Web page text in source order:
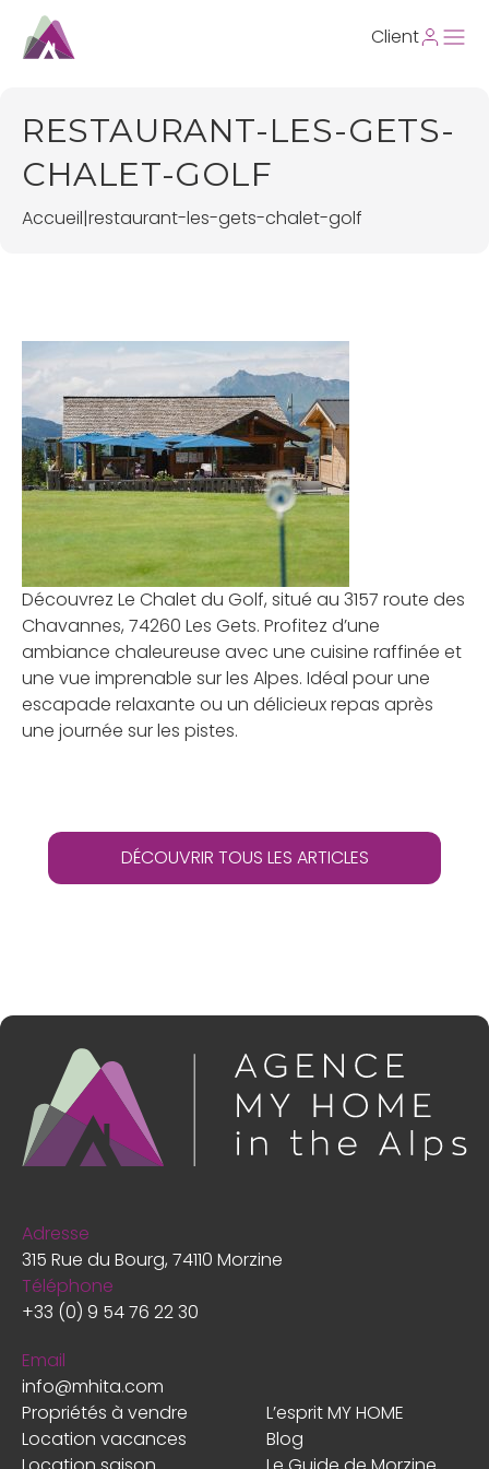
Client
RESTAURANT-LES-GETS-
CHALET-GOLF
Accueil|restaurant-les-gets-chalet-golf
Découvrez Le Chalet du Golf, situé au 3157 route des
Chavannes, 74260 Les Gets. Profitez d’une
ambiance chaleureuse avec une cuisine raffinée et
une vue imprenable sur les Alpes. Idéal pour une
escapade relaxante ou un délicieux repas après
une journée sur les pistes.
DÉCOUVRIR TOUS LES ARTICLES
Propriétés à vendre
L’esprit MY HOME
Location vacances
Blog
Adresse
315 Rue du Bourg, 74110 Morzine
Téléphone
+33 (0) 9 54 76 22 30
Email
info@mhita.com